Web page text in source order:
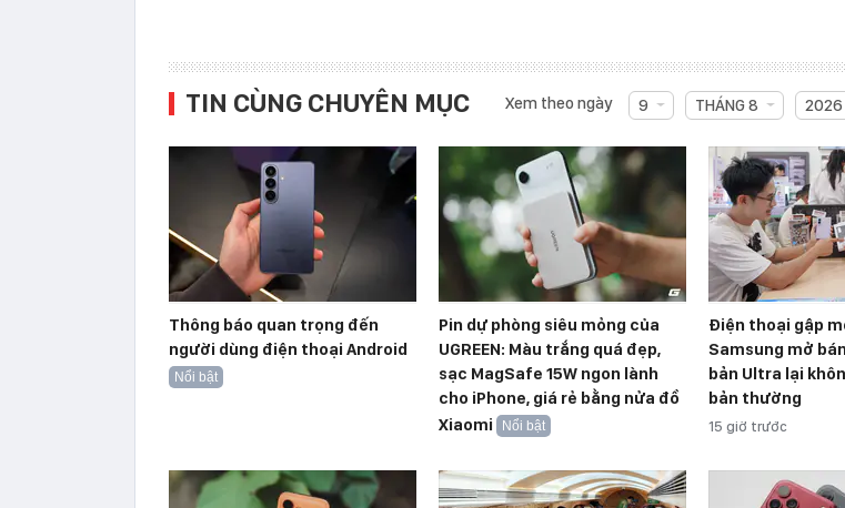
TIN CÙNG CHUYÊN MỤC Xem theo ngày 9 THÁNG 8 2026
Thông báo quan trọng đến
người dùng điện thoại Android
Nổi bật
Pin dự phòng siêu mỏng của
UGREEN: Màu trắng quá đẹp,
sạc MagSafe 15W ngon lành
cho iPhone, giá rẻ bằng nửa đồ
Xiaomi
Nổi bật
Điện thoại gập
Samsung mở
bản Ultra lại
bản thường
15 giờ trước